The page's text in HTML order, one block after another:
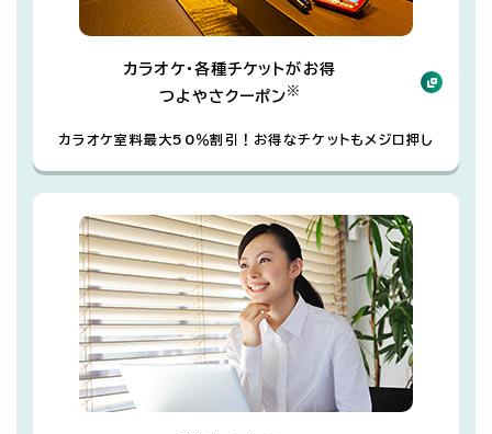
カラオケ・各種チケットがお得
つよやさクーポン※
カラオケ室料最大50％割引！お得なチケットもメジロ押し